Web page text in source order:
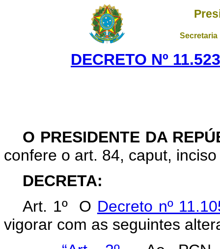
DECRETO Nº
O PRESIDENTE DA
confere o art. 84, caput,
DECRETA:
Art. 1º O Decreto nº
vigorar com as seguintes